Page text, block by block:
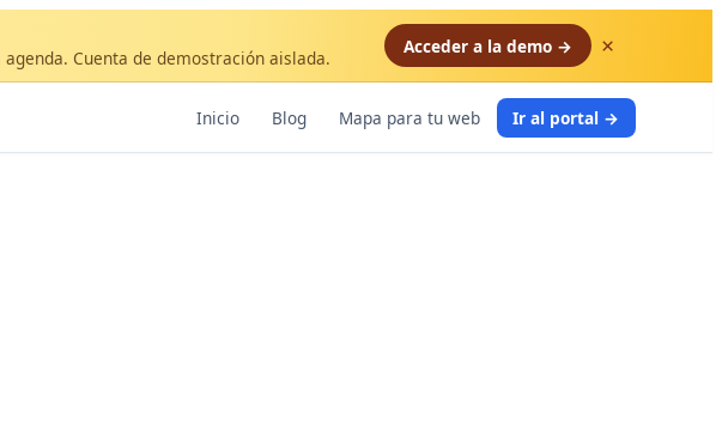
Cuenta de demostración aislada.
Acceder a la demo → ×
Inicio Blog Mapa para tu web Ir al portal →